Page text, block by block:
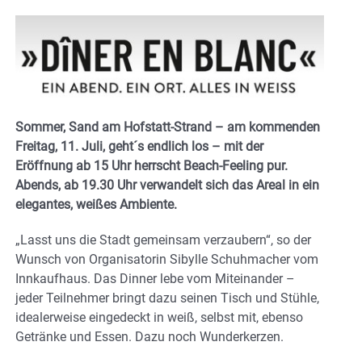
Sommer, Sand am Hofstatt-Strand – am kommenden
Freitag, 11. Juli, geht´s endlich los – mit der
Eröffnung ab 15 Uhr herrscht Beach-Feeling pur.
Abends, ab 19.30 Uhr verwandelt sich das Areal in ein
elegantes, weißes Ambiente.
„Lasst uns die Stadt gemeinsam verzaubern“, so der
Wunsch von Organisatorin Sibylle Schuhmacher vom
Innkaufhaus. Das Dinner lebe vom Miteinander –
jeder Teilnehmer bringt dazu seinen Tisch und Stühle,
idealerweise eingedeckt in weiß, selbst mit, ebenso
Getränke und Essen. Dazu noch Wunderkerzen.